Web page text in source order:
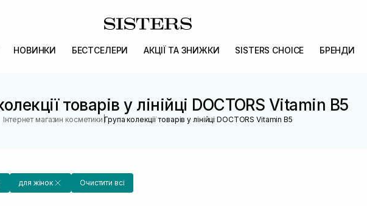
НОВИНКИ БЕСТСЕЛЕРИ АКЦІЇ ТА ЗНИЖКИ SISTERS CHOICE БРЕНДИ
товарів у лінійці DOCTORS Vitamin B5
Інтернет магазин косметики |Група колекції товарів у лінійці DOCTORS Vitamin B5
для жінок Очистити всі